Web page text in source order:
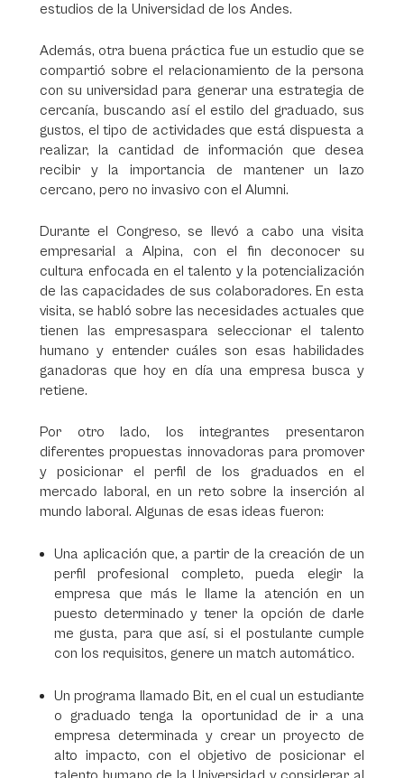
estudios de la Universidad de los Andes.
Además, otra buena práctica fue un estudio que se
compartió sobre el relacionamiento de la persona
con su universidad para generar una estrategia de
cercanía, buscando así el estilo del graduado, sus
gustos, el tipo de actividades que está dispuesta a
realizar, la cantidad de información que desea
recibir y la importancia de mantener un lazo
cercano, pero no invasivo con el Alumni.
Durante el Congreso, se llevó a cabo una visita
empresarial a Alpina, con el fin deconocer su
cultura enfocada en el talento y la potencialización
de las capacidades de sus colaboradores. En esta
visita, se habló sobre las necesidades actuales que
tienen las empresaspara seleccionar el talento
humano y entender cuáles son esas habilidades
ganadoras que hoy en día una empresa busca y
retiene.
Por otro lado, los integrantes presentaron
diferentes propuestas innovadoras para promover
y posicionar el perfil de los graduados en el
mercado laboral, en un reto sobre la inserción al
mundo laboral. Algunas de esas ideas fueron:
Una aplicación que, a partir de la creación de un
perfil profesional completo, pueda elegir la
empresa que más le llame la atención en un
puesto determinado y tener la opción de darle
me gusta, para que así, si el postulante cumple
con los requisitos, genere un match automático.
Un programa llamado Bit, en el cual un estudiante
o graduado tenga la oportunidad de ir a una
empresa determinada y crear un proyecto de
alto impacto, con el objetivo de posicionar el